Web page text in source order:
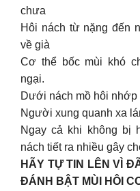
chưa
Hôi nách từ nặng đến
về già
Cơ thể bốc mùi khó
ngại.
Dưới nách mồ hôi nhớp
Người xung quanh xa
Ngay cả khi không bị
nách tiết ra nhiều gây
HÃY TỰ TIN LÊN VÌ
ĐÁNH BẬT MÙI HÔI